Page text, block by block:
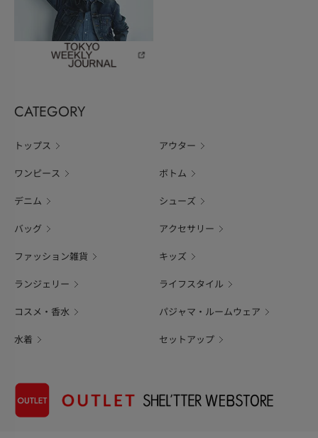
CATEGORY
トップス アウター
ワンピース ボトム
デニム シューズ
バッグ アクセサリー
ファッション雑貨 キッズ
ランジェリー ライフスタイル
コスメ・香水 パジャマ・ルームウェア
水着 セットアップ